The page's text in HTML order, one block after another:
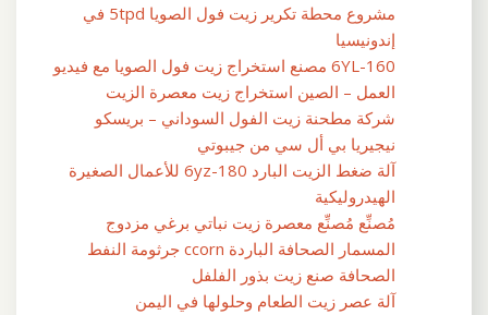
مشروع محطة تكرير زيت فول الصويا 5tpd في
إندونيسيا
6YL-160 مصنع استخراج زيت فول الصويا مع فيديو
العمل – الصين استخراج زيت معصرة الزيت
شركة مطحنة زيت الفول السوداني – بريسكو
نيجيريا بي أل سي من جيبوتي
آلة ضغط الزيت البارد 6yz-180 للأعمال الصغيرة
الهيدروليكية
مُصنِّع مُصنِّع معصرة زيت نباتي برغي مزدوج
المسمار الصحافة الباردة ccorn جرثومة النفط
الصحافة صنع زيت بذور الفلفل
آلة عصر زيت الطعام وحلولها في اليمن